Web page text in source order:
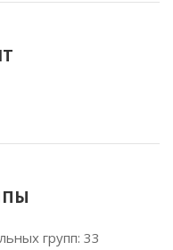
групп: 33